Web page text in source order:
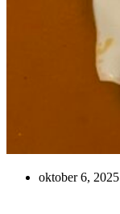
oktober 6, 2025